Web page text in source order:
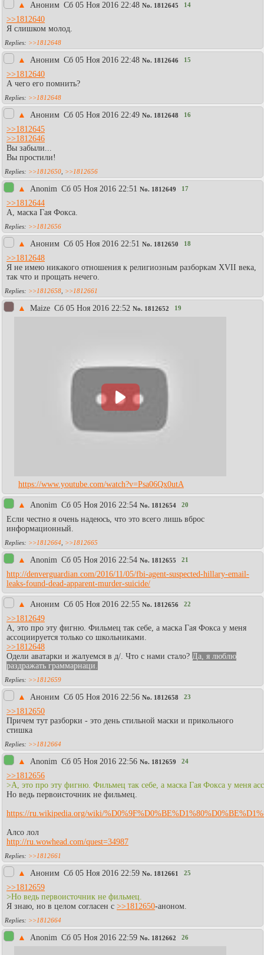
▲ Аноним Сб 05 Ноя 2016 22:48 No. 1812645 14
>>1812640
Я слишком молод.
>>1812648
▲ Аноним Сб 05 Ноя 2016 22:48 No. 1812646 15
>>1812640
А чего его помнить?
>>1812648
▲ Аноним Сб 05 Ноя 2016 22:49 No. 1812648 16
>>1812645
>>1812646
Вы забыли...
Вы простили!
>>1812650 >>1812656
▲ Anonim Сб 05 Ноя 2016 22:51 No. 1812649 17
>>1812644
А, маска Гая Фокса.
>>1812656
▲ Аноним Сб 05 Ноя 2016 22:51 No. 1812650 18
>>1812648
Я не имею никакого отношения к религиозным разборкам XVII века,
так что и прощать нечего.
>>1812658 >>1812661
▲ Maize Сб 05 Ноя 2016 22:52 No. 1812652 19
https://www.youtube.com/watch?v=Psa06Qx0utA
▲ Anonim Сб 05 Ноя 2016 22:54 No. 1812654 20
Если честно я очень надеюсь, что это всего лишь вброс
информационный.
>>1812664 >>1812665
▲ Anonim Сб 05 Ноя 2016 22:54 No. 1812655 21
http://denverguardian.com/2016/11/05/fbi-agent-suspected-hillary-email-
leaks-found-dead-apparent-murder-suicide/
▲ Аноним Сб 05 Ноя 2016 22:55 No. 1812656 22
>>1812649
А, это про эту фигню. Фильмец так себе, а маска Гая Фокса у меня
ассоциируется только со школьниками.
>>1812648
Одели аватарки и жалуемся в д/. Что с нами стало? Да, я люблю
раздражать граммарнаци.
>>1812659
▲ Аноним Сб 05 Ноя 2016 22:56 No. 1812658 23
>>1812650
Причем тут разборки - это день стильной маски и прикольного
стишка
>>1812664
▲ Anonim Сб 05 Ноя 2016 22:56 No. 1812659 24
>>1812656
>А, это про эту фигню. Фильмец так себе, а маска Гая Фокса у меня
Но ведь первоисточник не фильмец.
https://ru.wikipedia.org/wiki/
Алсо лол
http://ru.wowhead.com/quest=34987
>>1812661
▲ Аноним Сб 05 Ноя 2016 22:59 No. 1812661 25
>>1812659
>Но ведь первоисточник не фильмец.
Я знаю, но в целом согласен с >>1812650-аноном.
>>1812664
▲ Anonim Сб 05 Ноя 2016 22:59 No. 1812662 26